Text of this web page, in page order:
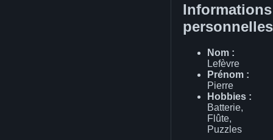
Informations
personnelles
Nom :
Lefèvre
Prénom :
Pierre
Hobbies :
Batterie,
Flûte,
Puzzles